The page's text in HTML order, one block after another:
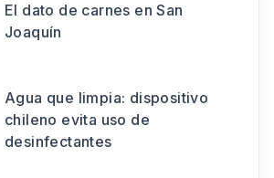
El dato de carnes en San
Joaquín
Agua que limpia: dispositivo
chileno evita uso de
desinfectantes